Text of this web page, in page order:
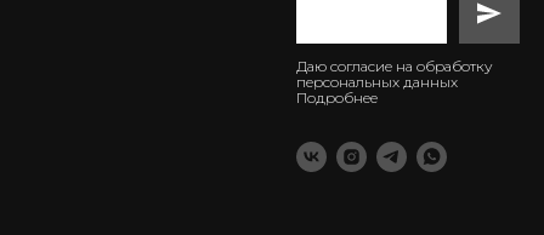
Даю согласие на обработку
персональных данных
Подробнее